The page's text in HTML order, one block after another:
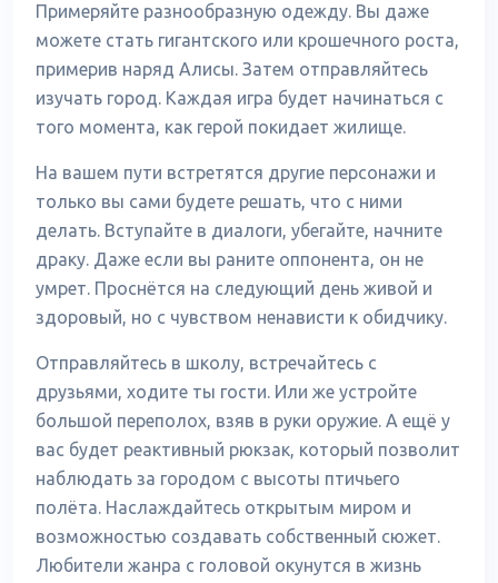
Примеряйте разнообразную одежду. Вы даже
можете стать гигантского или крошечного роста,
примерив наряд Алисы. Затем отправляйтесь
изучать город. Каждая игра будет начинаться с
того момента, как герой покидает жилище.
На вашем пути встретятся другие персонажи и
только вы сами будете решать, что с ними
делать. Вступайте в диалоги, убегайте, начните
драку. Даже если вы раните оппонента, он не
умрет. Проснётся на следующий день живой и
здоровый, но с чувством ненависти к обидчику.
Отправляйтесь в школу, встречайтесь с
друзьями, ходите ты гости. Или же устройте
большой переполох, взяв в руки оружие. А ещё у
вас будет реактивный рюкзак, который позволит
наблюдать за городом с высоты птичьего
полёта. Наслаждайтесь открытым миром и
возможностью создавать собственный сюжет.
Любители жанра с головой окунутся в жизнь